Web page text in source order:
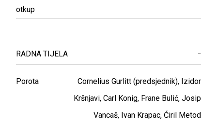
otkup
RADNA TIJELA –
Porota
Cornelius Gurlitt (predsjednik), Izidor
Kršnjavi, Carl Konig, Frane Bulić, Josip
Vancaš, Ivan Krapac, Ćiril Metod